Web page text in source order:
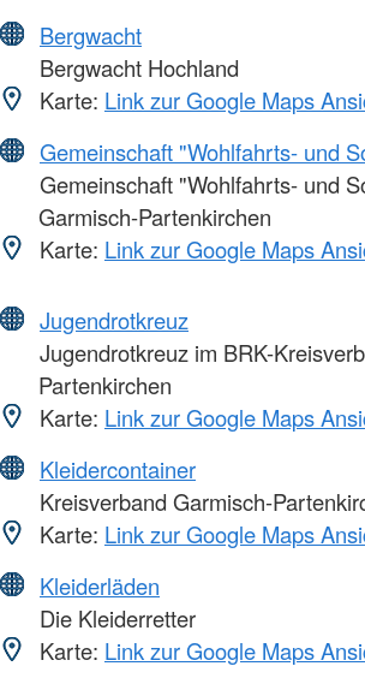
Bergwacht
Bergwacht Hochland
Karte: Link zur Google Maps
Gemeinschaft "Wohlfahrts- und
Gemeinschaft "Wohlfahrts- und
Garmisch-Partenkirchen
Karte: Link zur Google Maps
Jugendrotkreuz
Jugendrotkreuz im BRK-
Partenkirchen
Karte: Link zur Google Maps
Kleidercontainer
Kreisverband Garmisch-
Karte: Link zur Google Maps
Kleiderläden
Die Kleiderretter
Karte: Link zur Google Maps